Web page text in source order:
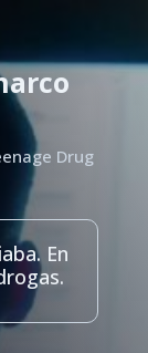
Drug
En